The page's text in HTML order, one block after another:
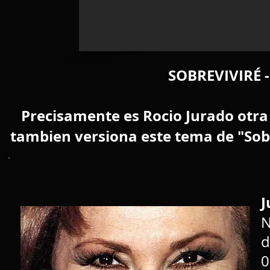
Precisamente es Rocio Jurado
tambien versiona este tema de